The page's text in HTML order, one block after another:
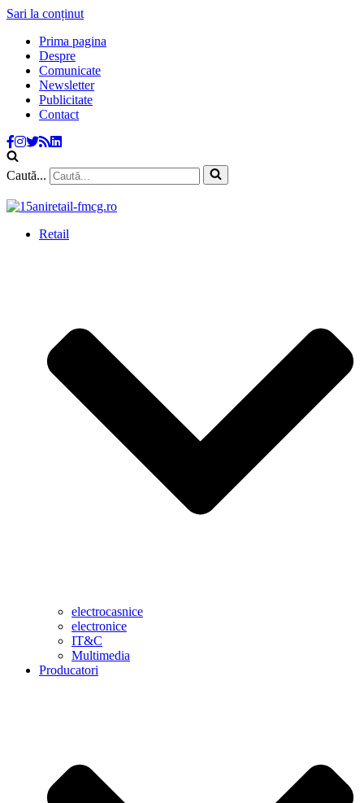
Sari la conținut
Prima pagina
Despre
Comunicate
Newsletter
Publicitate
Contact
Caută...
Retail
electrocasnice
electronice
IT&C
Multimedia
Producatori